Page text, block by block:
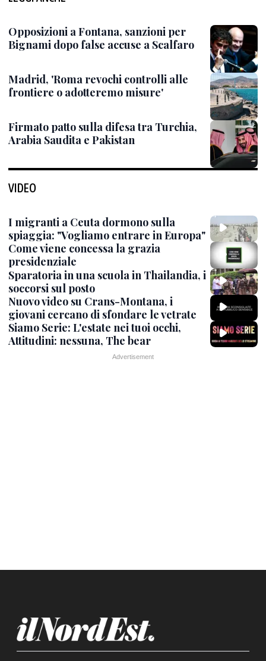
Opposizioni a Fontana, sanzioni per
Bignami dopo false accuse a Scalfaro
Madrid, 'Roma revochi controlli alle
frontiere o adotteremo misure'
Firmato patto sulla difesa tra Turchia,
Arabia Saudita e Pakistan
VIDEO
I migranti a Ceuta dormono sulla
spiaggia: "Vogliamo entrare in Europa"
Come viene concessa la grazia
presidenziale
Sparatoria in una scuola in Thailandia, i
soccorsi sul posto
Nuovo video su Crans-Montana, i
giovani cercano di sfondare le vetrate
Siamo Serie: L'estate nei tuoi occhi,
Attitudini: nessuna, The bear